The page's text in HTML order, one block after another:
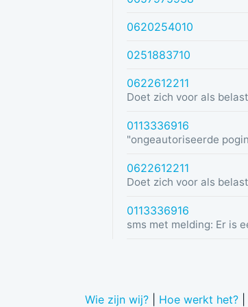
0620254010
0251883710
0622612211
0113336916
0622612211
0113336916
Wie zijn wij?| Hoe werkt het?|